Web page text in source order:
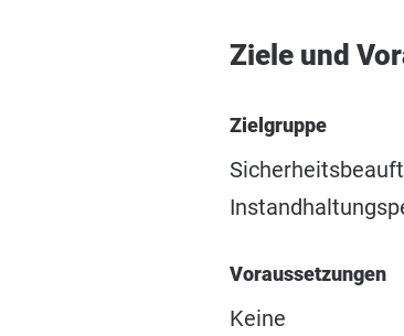
Ziele und
Zielgruppe
Voraussetzungen
Keine